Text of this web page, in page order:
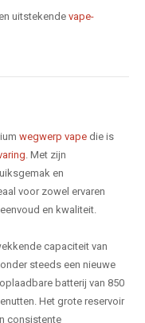
uitstekende vape-
wegwerp vape die is
. Met zijn
en
voor zowel ervaren
en kwaliteit.
capaciteit van
steeds een nieuwe
batterij van 850
Het grote reservoir
consistente